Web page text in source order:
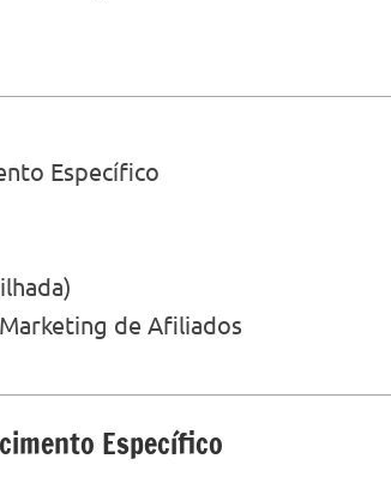
Específico
de Afiliados
Específico